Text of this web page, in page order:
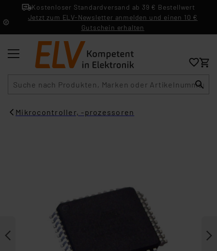
Kostenloser Standardversand ab 39 € Bestellwert
Jetzt zum ELV-Newsletter anmelden und einen 10 €
Gutschein erhalten
Mikrocontroller, -prozessoren